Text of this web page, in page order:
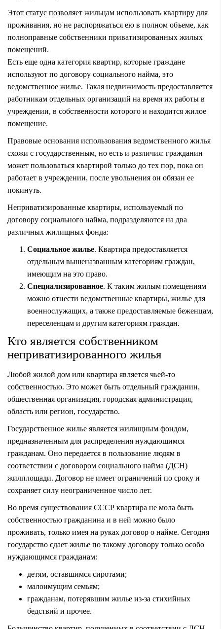
Этот статус позволяет жильцам использовать квартиру для
проживания, но не распоряжаться ею в полном объеме, как
полноправные собственники приватизированных жилых
помещений.
Есть еще одна категория квартир, которые граждане
используют по договору социального найма, это
ведомственное жилье. Такая недвижимость предоставляется
работникам отдельных организаций на время их работы в
учреждении, в собственности которого и находится жилое
помещение.
Правовые основания использования ведомственного жилья
схожи с государственным, но есть и различия: гражданин
может пользоваться квартирой только до тех пор, пока он
работает в учреждении, после увольнения он обязан ее
покинуть.
Неприватизированные квартиры, используемый по
договору социального найма, подразделяются на два
различных жилищных фонда:
Социальное жилье. Квартира предоставляется
отдельным вышеназванным категориям граждан,
имеющим на это право.
Специализированное. К таким жилым помещениям
можно отнести ведомственные квартиры, жилье для
военнослужащих, а также предоставляемые беженцам,
переселенцам и другим категориям граждан.
Кто является собственником
неприватизированного жилья
Любой жилой дом или квартира является чьей-то
собственностью. Это может быть отдельный гражданин,
общественная организация, городская администрация,
область или регион, государство.
Государственное жилье является жилищным фондом,
предназначенным для распределения нуждающимся
гражданам. Оно передается в пользование людям в
соответствии с договором социального найма (ДСН)
жилплощади. Договор не имеет ограничений по сроку и
сохраняет силу неограниченное число лет.
Во время существования СССР квартира не мола быть
собственностью гражданина и в ней можно было
проживать, только имея на руках договор о найме. Сегодня
государство сдает жилье по такому договору только особо
нуждающимся гражданам:
детям, оставшимся сиротами;
малоимущим семьям;
гражданам, потерявшим жилье из-за стихийных
бедствий и прочее.